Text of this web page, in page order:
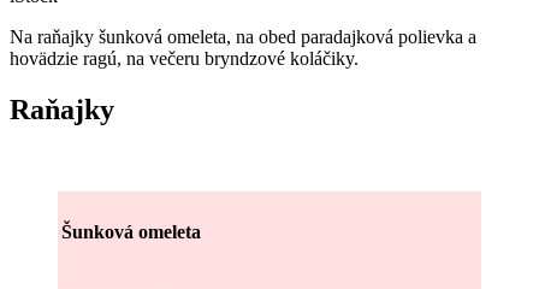
Na raňajky šunková omeleta, na obed paradajková polievka a
hovädzie ragú, na večeru bryndzové koláčiky.
Raňajky
Šunková omeleta